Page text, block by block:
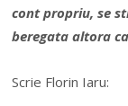
cont propriu, se
beregata altora
Scrie Florin Iaru: